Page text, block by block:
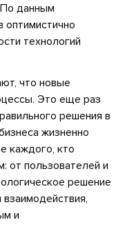
По данным
оптимистично
технологий
что новые
Это еще раз
решения в
жизненно
каждого, кто
от пользователей и
решение
и